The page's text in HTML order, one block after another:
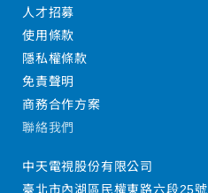
人才招募
使用條款
隱私權條款
免責聲明
商務合作方案
聯絡我們
中天電視股份有限公司
臺北市內湖區民權東路六段25號